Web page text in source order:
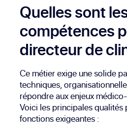
Quelles sont
compétences
directeur de
Ce métier exige une solide
techniques,
répondre aux enjeux
Voici les principales
fonctions exigeantes :